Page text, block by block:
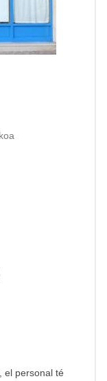
el personal té